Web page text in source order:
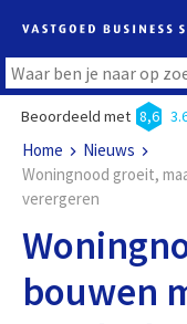
Beoordeeld met 8,6
Home
Nieuws
Woningnood groeit,
verergeren
bouwen